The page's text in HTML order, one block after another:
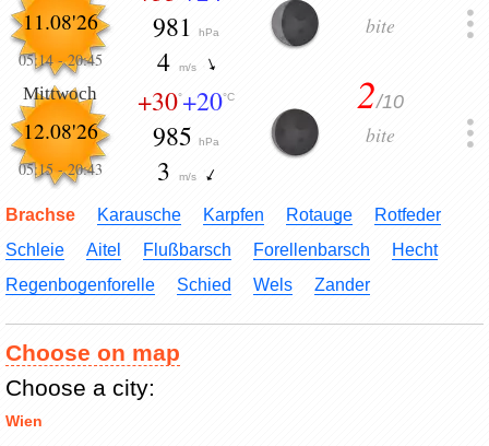
11.08'26
05:14-20:45
981hPa
4 m/s
bite
Mittwoch
12.08'26
05:15-20:43
+30°+20°C
985hPa
3 m/s
2/10
bite
Brachse Karausche Karpfen Rotauge
Rotfeder
Schleie
Aitel Flußbarsch Forellenbarsch
Hecht
Regenbogenforelle
Schied Wels Zander
Choose on map
Choose a city:
Wien